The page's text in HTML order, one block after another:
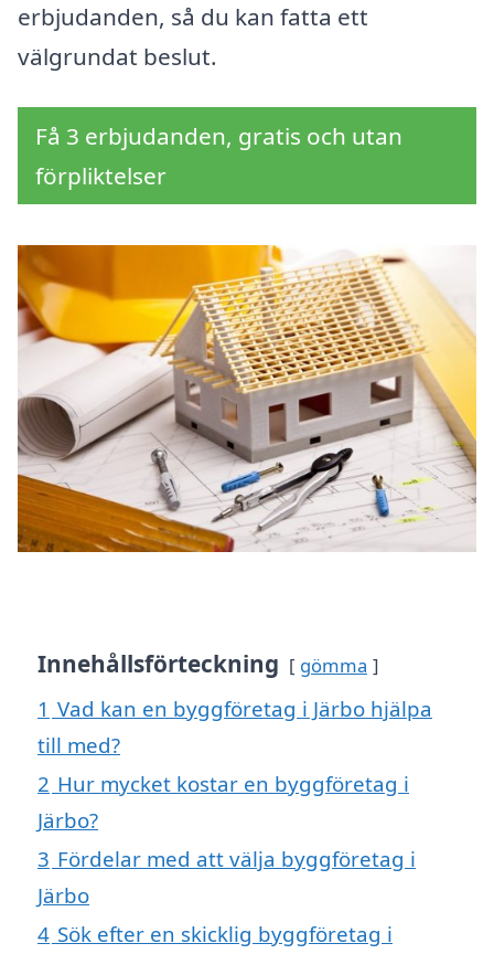
erbjudanden, så du kan fatta ett
välgrundat beslut.
Få 3 erbjudanden, gratis och utan
förpliktelser
Innehållsförteckning gömma
1 Vad kan en byggföretag i Järbo hjälpa
till med?
2 Hur mycket kostar en byggföretag i
Järbo?
3 Fördelar med att välja byggföretag i
Järbo
4 Sök efter en skicklig byggföretag i